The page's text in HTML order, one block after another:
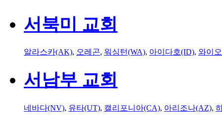
서북미 교회
알라스카(AK), 오레곤, 워싱턴(WA), 아이다호(ID), 와이
서남부 교회
네바다(NV), 유타(UT), 캘리포니아(CA), 아리조나(AZ),